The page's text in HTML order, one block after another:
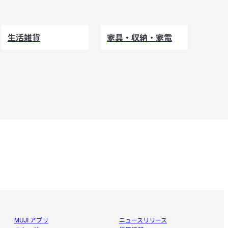
生活雑貨 家具・収納・家電
MUJI アプリ
ニュースリリース